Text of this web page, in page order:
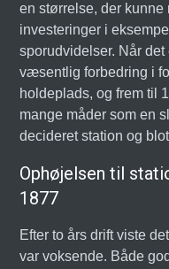
en størrelse, der
investeringer i
sporudvidelser. Når
væsentlig forbedring i
holdeplads, og frem til
mange måder som en
decideret station og
Ophøjelsen til
1877
Efter to års drift viste
var voksende. Både